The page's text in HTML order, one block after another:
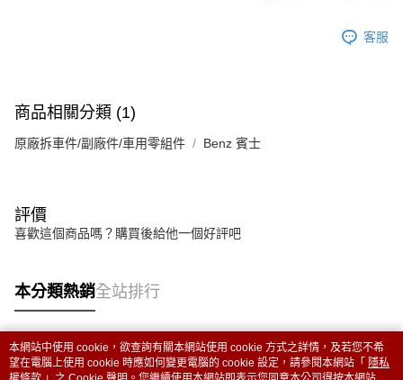
客服
商品相關分類 (1)
原廠拆車件/副廠件/車用零組件 Benz 賓士
評價
喜歡這個商品嗎？購買後給他一個好評吧
本分類熱銷全站排行
熱門標籤
本網站中使用 cookie，欲查詢有關本網站使用 cookie 方式之詳情，及若您不希
望在電腦上使用 cookie 時應如何變更電腦的 cookie 設定，請參閱本網站「 隱私